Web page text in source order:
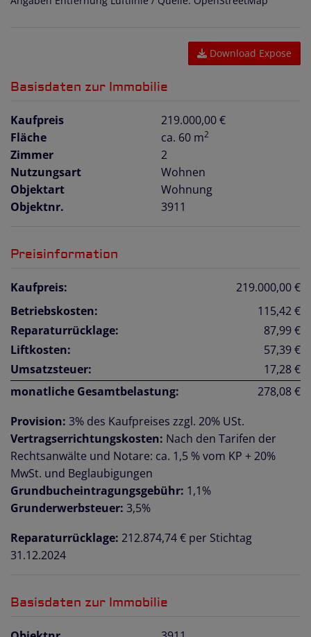
Download Expose
Basisdaten zur Immobilie
Kaufpreis
219.000,00 €
Fläche
ca. 60 m2
Zimmer
2
Nutzungsart
Wohnen
Objektart
Wohnung
Objektnr.
3911
Preisinformation
Kaufpreis:
219.000,00 €
Betriebskosten:
115,42 €
Reparaturrücklage:
87,99 €
Liftkosten:
57,39 €
Umsatzsteuer:
17,28 €
monatliche Gesamtbelastung:
278,08 €
Provision: 3% des Kaufpreises zzgl. 20% USt.
Vertragserrichtungskosten: Nach den Tarifen der
Rechtsanwälte und Notare: ca. 1,5 % vom KP + 20%
MwSt. und Beglaubigungen
Grundbucheintragungsgebühr: 1,1%
Grunderwerbsteuer: 3,5%
Reparaturrücklage: 212.874,74 € per Stichtag
31.12.2024
Basisdaten zur Immobilie